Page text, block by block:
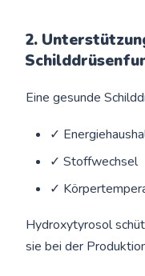
2.
Eine gesunde
✓
✓ Stoffwechsel
✓
Hydroxytyrosol
sie bei der